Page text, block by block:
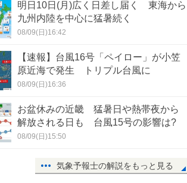
明日10日(月)広く日差し届く 東海から
九州内陸を中心に猛暑続く
08/09(日)16:42
【速報】台風16号「ペイロー」が小笠
原近海で発生 トリプル台風に
08/09(日)16:36
お盆休みの近畿 猛暑日や熱帯夜から
解放される日も 台風15号の影響は?
08/09(日)15:50
気象予報士の解説をもっと見る